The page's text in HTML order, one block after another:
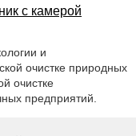
с камерой
и
очистке природных
очистке
предприятий.